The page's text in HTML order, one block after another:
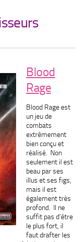
Blood
Rage
Blood Rage est
un jeu de
combats
extrêmement
bien conçu et
réalisé. Non
seulement il est
beau par ses
illus et ses figs,
mais il est
également très
profond. Il ne
suffit pas d’être
le plus fort, il
faut drafter les